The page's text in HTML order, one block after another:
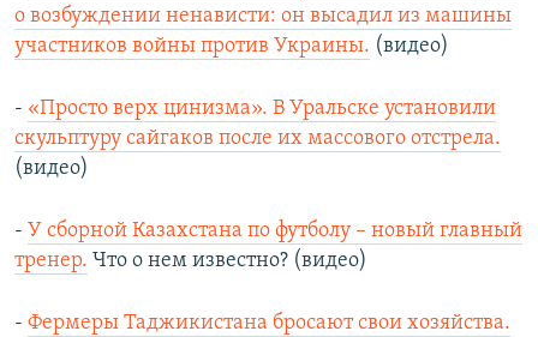
о возбуждении ненависти: он высадил из машины
участников войны против Украины. (видео)
- «Просто верх цинизма». В Уральске установили
скульптуру сайгаков после их массового отстрела.
(видео)
- У сборной Казахстана по футболу – новый главный
тренер. Что о нем известно? (видео)
- Фермеры Таджикистана бросают свои хозяйства.